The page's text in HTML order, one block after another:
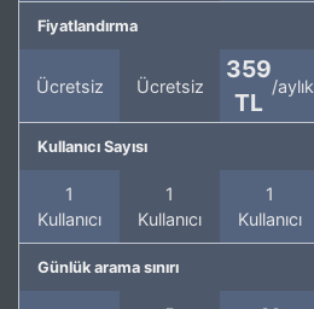
Fiyatlandırma
Ücretsiz Ücretsiz
359
TL
/aylık
Kullanıcı Sayısı
1
Kullanıcı
1
Kullanıcı
1
Kullanıcı
Günlük arama sınırı